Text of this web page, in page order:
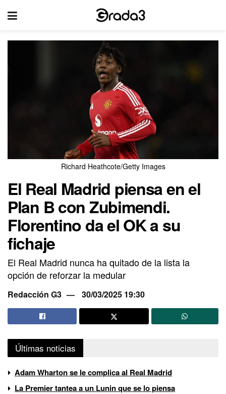
Richard Heathcote/Getty Images
El Real Madrid piensa en el
Plan B con Zubimendi.
Florentino da el OK a su
fichaje
El Real Madrid nunca ha quitado de la lista la
opción de reforzar la medular
Redacción G3 30/03/2025 19:30
Últimas noticias
Adam Wharton se le complica al Real Madrid
La Premier tantea a un Lunin que se lo piensa